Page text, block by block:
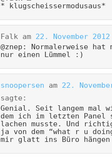
* klugscheissermodusaus*
Falk am 22. November
@znep: Normalerweise hat
nur einen Lümmel :)
snoopersen am 22.
sagte:
Genial. Seit langem mal
dem ich im letzten Panel
lachen musste. Und
ja von dem “what r u
mir glatt ins Büro